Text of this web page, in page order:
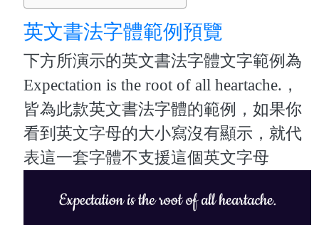
英文書法字體範例預覽
下方所演示的英文書法字體文字範例為
Expectation is the root of all heartache.，
皆為此款英文書法字體的範例，如果你
看到英文字母的大小寫沒有顯示，就代
表這一套字體不支援這個英文字母